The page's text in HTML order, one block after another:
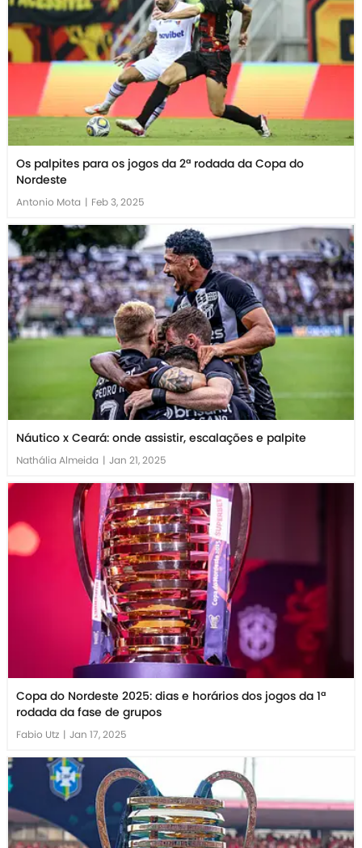
Os palpites para os jogos da 2ª rodada da Copa do
Nordeste
Antonio Mota | Feb 3, 2025
Náutico x Ceará: onde assistir, escalações e palpite
Nathália Almeida | Jan 21, 2025
Copa do Nordeste 2025: dias e horários dos jogos da 1ª
rodada da fase de grupos
Fabio Utz | Jan 17, 2025